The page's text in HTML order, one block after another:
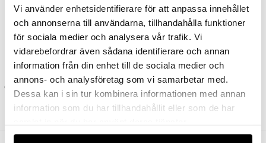
Vi använder enhetsidentifierare för att anpassa innehållet
och annonserna till användarna, tillhandahålla funktioner
för sociala medier och analysera vår trafik. Vi
vidarebefordrar även sådana identifierare och annan
information från din enhet till de sociala medier och
annons- och analysföretag som vi samarbetar med.
Dessa kan i sin tur kombinera informationen med annan
information som du har tillhandahållit eller som de har
Circle Candle Holder Large
1325 kr
1060 kr
6875 kr